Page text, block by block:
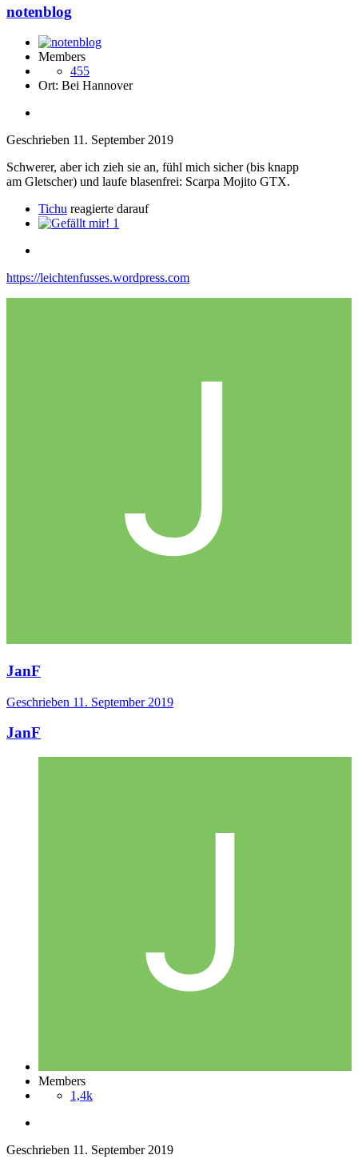
notenblog
Members
455
Ort: Bei Hannover
Geschrieben 11. September 2019
Schwerer, aber ich zieh sie an, fühl mich sicher (bis knapp
am Gletscher) und laufe blasenfrei: Scarpa Mojito GTX.
Tichu reagierte darauf
1
https://leichtenfusses.wordpress.com
JanF
Geschrieben 11. September 2019
JanF
Members
1,4k
Geschrieben 11. September 2019